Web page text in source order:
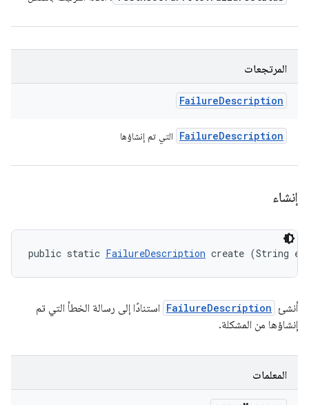
المرتجعات
FailureDescription
FailureDescription التي تم إنشاؤها
إنشاء
public static FailureDescription create (String
أنشئ FailureDescription استنادًا إلى رسالة الخطأ التي تم
إنشاؤها من المشكلة.
المعلمات